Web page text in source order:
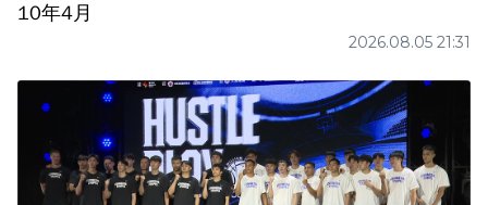
10年4月
2026.08.05 21:31